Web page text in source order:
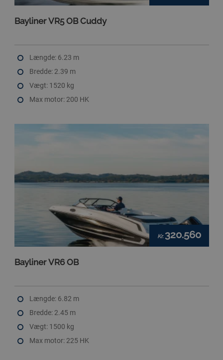
Bayliner VR5 OB Cuddy
Længde: 6.23 m
Bredde: 2.39 m
Vægt: 1520 kg
Max motor: 200 HK
Kr. 320.560
Bayliner VR6 OB
Længde: 6.82 m
Bredde: 2.45 m
Vægt: 1500 kg
Max motor: 225 HK